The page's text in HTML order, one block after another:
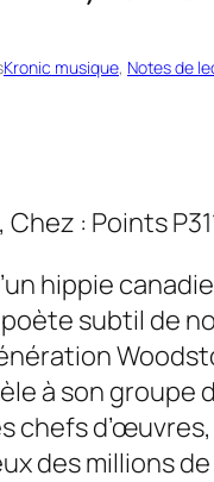
Kronic musique, Notes de
: Points
hippie
subtil de
à son groupe
chefs
des millions